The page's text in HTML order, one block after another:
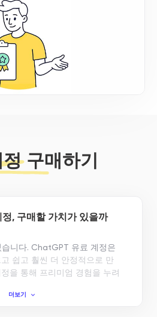
구매하기
, 구매할 가치가 있을까
니다. ChatGPT 유료 계정은
쉽고 훨씬 더 안정적으로 만
을 통해 프리미엄 경험을 누려
더보기